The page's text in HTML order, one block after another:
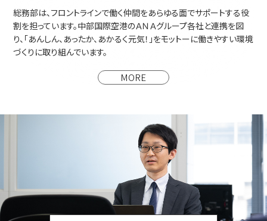
総務部は、フロントラインで働く仲間をあらゆる面でサポートする役
割を担っています。中部国際空港のＡＮＡグループ各社と連携を図
り、「あんしん、あったか、あかるく元気！」をモットーに働きやすい環境
づくりに取り組んでいます。